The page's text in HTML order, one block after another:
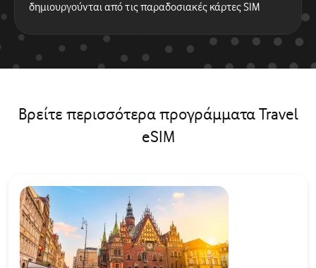
δημιουργούνται από τις παραδοσιακές κάρτες SIM
Βρείτε περισσότερα προγράμματα Travel
eSIM